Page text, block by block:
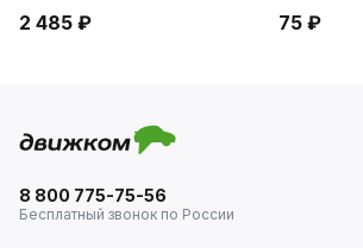
2 485 ₽ 75 ₽
8 800 775-75-56
Бесплатный звонок по России